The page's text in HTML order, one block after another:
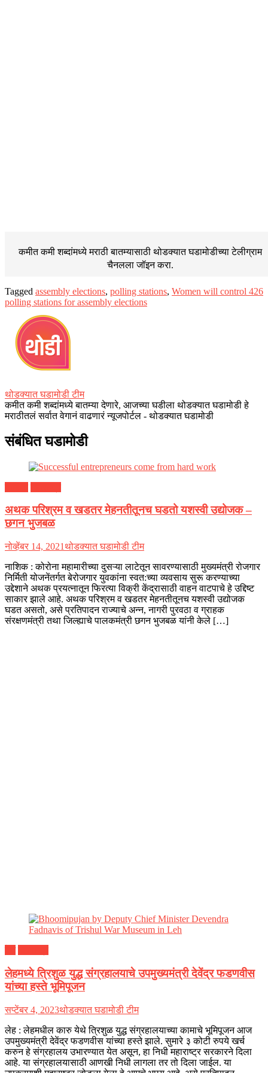
कमीत कमी शब्दांमध्ये मराठी बातम्यासाठी थोडक्यात घडामोडीच्याटेलीग्राम
चैनलला जॉइन करा.
Tagged assembly elections, polling stations, Women will control 426
polling stations for assembly elections
थोडक्यात घडामोडी टीम
कमीत कमी शब्दांमध्ये बातम्या देणारे, आजच्या घडीला थोडक्यात घडामोडी हे
मराठीतलं सर्वात वेगानं वाढणारं न्यूजपोर्टल - थोडक्यात घडामोडी
संबंधित घडामोडी
अथक परिश्रम व खडतर मेहनतीतूनच घडतो यशस्वी उद्योजक –
छगन भुजबळ
नोव्हेंबर 14, 2021थोडक्यात घडामोडी टीम
नाशिक : कोरोना महामारीच्या दुसऱ्या लाटेतून सावरण्यासाठी मुख्यमंत्री रोजगार
निर्मिती योजनेंतर्गत बेरोजगार युवकांना स्वत:च्या व्यवसाय सुरू करण्याच्या
उद्देशाने अथक प्रयत्नातून फिरत्या विक्री केंद्रासाठी वाहन वाटपाचे हे उद्दिष्ट
साकार झाले आहे. अथक परिश्रम व खडतर मेहनतीतूनच यशस्वी उद्योजक
घडत असतो, असे प्रतिपादन राज्याचे अन्न, नागरी पुरवठा व ग्राहक
संरक्षणमंत्री तथा जिल्ह्याचे पालकमंत्री छगन भुजबळ यांनी केले […]
लेहमध्ये त्रिशुळ युद्ध संग्रहालयाचे उपमुख्यमंत्री देवेंद्र फडणवीस
यांच्या हस्ते भूमिपूजन
सप्टेंबर 4, 2023थोडक्यात घडामोडी टीम
लेह : लेहमधील कारु येथे त्रिशुळ युद्ध संग्रहालयाच्या कामाचे भूमिपूजन आज
उपमुख्यमंत्री देवेंद्र फडणवीस यांच्या हस्ते झाले. सुमारे ३ कोटी रुपये खर्च
करुन हे संग्रहालय उभारण्यात येत असून, हा निधी महाराष्ट्र सरकारने दिला
आहे. या संग्रहालयासाठी आणखी निधी लागला तर तो दिला जाईल. या